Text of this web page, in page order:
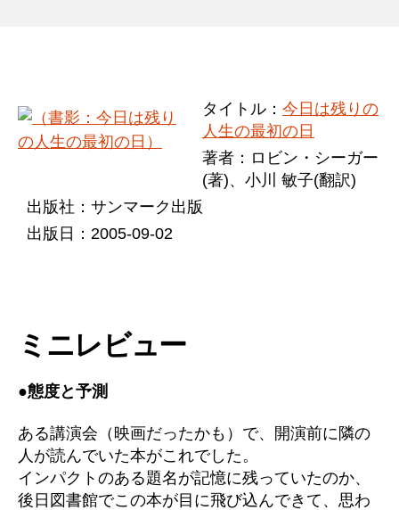
タイトル： 今日は残りの
人生の最初の日
著者：ロビン・シーガー
(著)、小川 敏子(翻訳)
出版社：サンマーク出版
出版日：2005-09-02
ミニレビュー
●態度と予測
ある講演会（映画だったかも）で、開演前に隣の
人が読んでいた本がこれでした。
インパクトのある題名が記憶に残っていたのか、
後日図書館でこの本が目に飛び込んできて、思わ